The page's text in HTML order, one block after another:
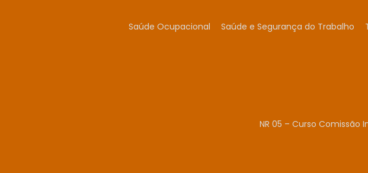
Saúde Ocupacional Saúde e Segurança do Trabalho
NR 05 – Curso Comissão